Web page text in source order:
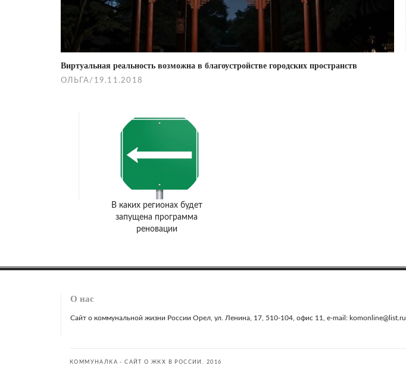
Виртуальная реальность возможна в благоустройстве городских пространств
ОЛЬГА / 19.11.2018
В каких регионах будет
запущена программа
реновации
О нас
Сайт о коммунальной жизни России Орел, ул. Ленина, 17, 510-104, офис 11, e-mail: komonline@list.ru
КОММУНАЛКА - САЙТ О ЖКХ В РОССИИ. 2016